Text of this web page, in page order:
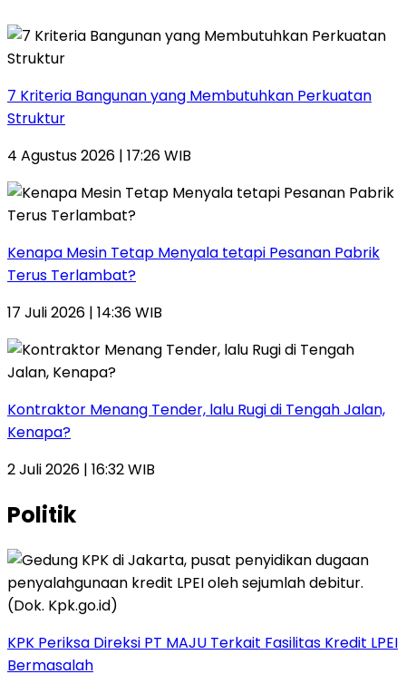
7 Kriteria Bangunan yang Membutuhkan Perkuatan
Struktur
4 Agustus 2026 | 17:26 WIB
Kenapa Mesin Tetap Menyala tetapi Pesanan Pabrik
Terus Terlambat?
17 Juli 2026 | 14:36 WIB
Kontraktor Menang Tender, lalu Rugi di Tengah Jalan,
Kenapa?
2 Juli 2026 | 16:32 WIB
Politik
KPK Periksa Direksi PT MAJU Terkait Fasilitas Kredit LPEI
Bermasalah